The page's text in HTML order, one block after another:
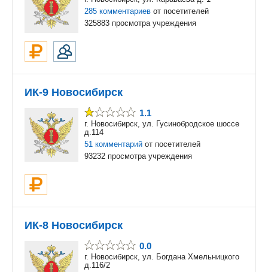
285 комментариев от посетителей
325883 просмотра учреждения
ИК-9 Новосибирск
1.1
г. Новосибирск, ул. Гусинобродское шоссе
д.114
51 комментарий от посетителей
93232 просмотра учреждения
ИК-8 Новосибирск
0.0
г. Новосибирск, ул. Богдана Хмельницкого
д.116/2